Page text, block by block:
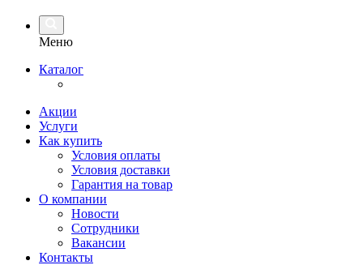
Меню
Каталог
Акции
Услуги
Как купить
Условия оплаты
Условия доставки
Гарантия на товар
О компании
Новости
Сотрудники
Вакансии
Контакты